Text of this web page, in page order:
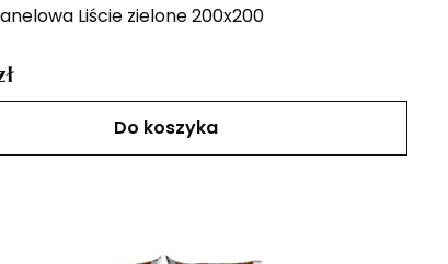
Liście zielone 200x200
Do koszyka